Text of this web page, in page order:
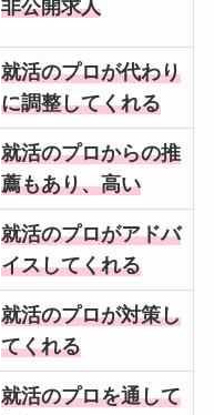
非公開求人
就活のプロが代わり
に調整してくれる
就活のプロからの推
薦もあり、高い
就活のプロがアドバ
イスしてくれる
就活のプロが対策し
てくれる
就活のプロを通して